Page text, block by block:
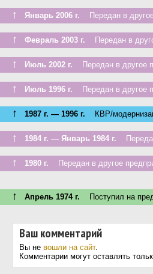
↑ Январь 2006 г. Передан в
↑ Февраль 2003 г. Передан в
↑ Июль 2002 г. Передан в другое
↑ Июль 1996 г. Передан в другое
↑ 1987 г. — 1996 г. КВР/
↑ 1984 г. — Январь 1984 г.
↑ 1980 г. Передан в другое
↑ Апрель 1974 г. Поступил на
Ваш комментарий
Вы не вошли на сайт.
Комментарии могут оставлять